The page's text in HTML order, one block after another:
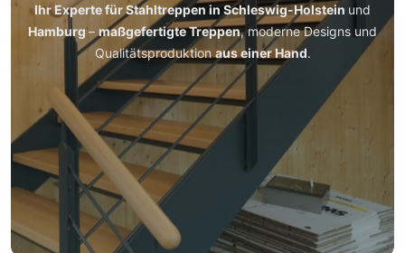
Ihr Experte für Stahltreppen in Schleswig-Holstein und
Hamburg– maßgefertigte Treppen, moderne Designs und
Qualitätsproduktion aus einer Hand.